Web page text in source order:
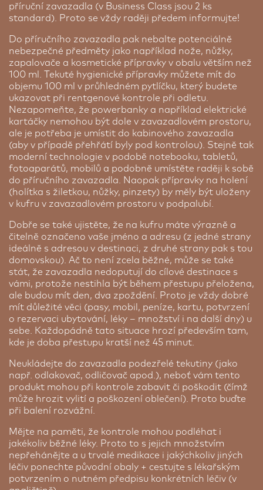
příruční zavazadla (v Business Class jsou 2 ks
standard). Proto se vždy raději předem informujte!
Do příručního zavazadla pak nebalte potenciálně
nebezpečné předměty jako například nože, nůžky,
zapalovače a kosmetické přípravky v obalu větším než
100 ml. Tekuté hygienické přípravky můžete mít do
objemu 100 ml v průhledném pytlíčku, který budete
ukazovat při rentgenové kontrole při odletu.
Nezapomeňte, že powerbanky a například elektrické
kartáčky nemohou být dole v zavazadlovém prostoru,
ale je potřeba je umístit do kabinového zavazadla
(aby v případě přehřátí byly pod kontrolou). Stejně tak
moderní technologie v podobě notebooku, tabletů,
fotoaparátů, mobilů a podobně umístěte raději k sobě
do příručního zavazadla. Naopak přípravky na holení
(holítka s žiletkou, nůžky, pinzety) by měly být uloženy
v kufru v zavazadlovém prostoru v podpalubí.
Dobře se také ujistěte, že na kufru máte výrazně a
čitelně označeno vaše jméno a adresu (z jedné strany
ideálně s adresou v destinaci, z druhé strany pak s tou
domovskou). Ač to není zcela běžné, může se také
stát, že zavazadla nedoputují do cílové destinace s
vámi, protože nestihla být během přestupu přeložena,
ale budou mít den, dva zpoždění. Proto je vždy dobré
mít důležité věci (pasy, mobil, peníze, kartu, potvrzení
o rezervaci ubytování, léky – množství i na další dny) u
sebe. Každopádně tato situace hrozí především tam,
kde je doba přestupu kratší než 45 minut.
Neukládejte do zavazadla podezřelé tekutiny (jako
např. odlakovač, odličovač apod.), neboť vám tento
produkt mohou při kontrole zabavit či poškodit (čímž
může hrozit vylití a poškození oblečení). Proto buďte
při balení rozvážní.
Mějte na paměti, že kontrole mohou podléhat i
jakékoliv běžné léky. Proto to s jejich množstvím
nepřehánějte a u trvalé medikace i jakýchkoliv jiných
léčiv ponechte původní obaly + cestujte s lékařským
potvrzením o nutném předpisu konkrétních léčiv (v